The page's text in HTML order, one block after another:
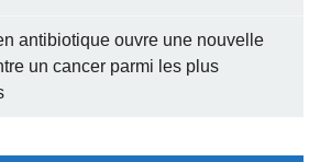
antibiotique ouvre une nouvelle
un cancer parmi les plus